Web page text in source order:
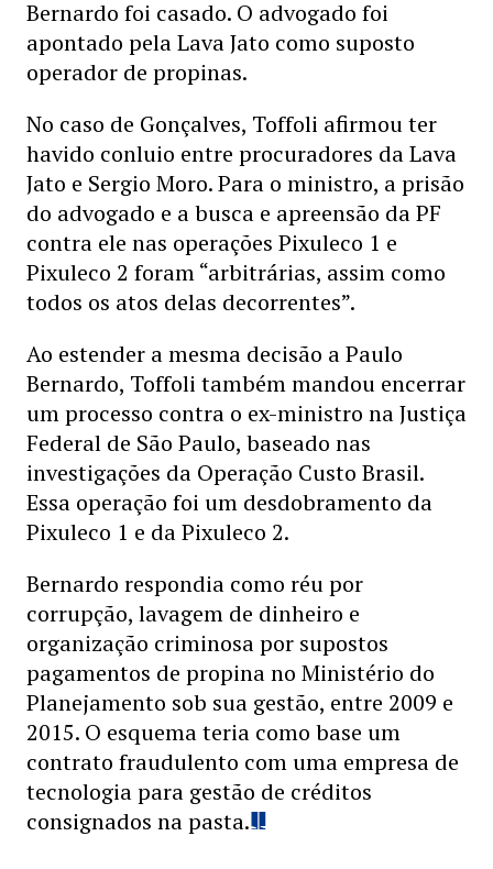
Bernardo foi casado. O advogado foi
apontado pela Lava Jato como suposto
operador de propinas.
No caso de Gonçalves, Toffoli afirmou ter
havido conluio entre procuradores da Lava
Jato e Sergio Moro. Para o ministro, a prisão
do advogado e a busca e apreensão da PF
contra ele nas operações Pixuleco 1 e
Pixuleco 2 foram “arbitrárias, assim como
todos os atos delas decorrentes”.
Ao estender a mesma decisão a Paulo
Bernardo, Toffoli também mandou encerrar
um processo contra o ex-ministro na Justiça
Federal de São Paulo, baseado nas
investigações da Operação Custo Brasil.
Essa operação foi um desdobramento da
Pixuleco 1 e da Pixuleco 2.
Bernardo respondia como réu por
corrupção, lavagem de dinheiro e
organização criminosa por supostos
pagamentos de propina no Ministério do
Planejamento sob sua gestão, entre 2009 e
2015. O esquema teria como base um
contrato fraudulento com uma empresa de
tecnologia para gestão de créditos
consignados na pasta.